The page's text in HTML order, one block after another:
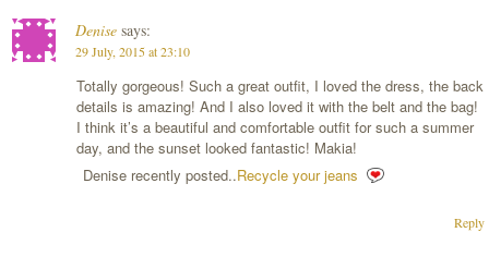
Denise says:
29 July, 2015 at 23:10
Totally gorgeous! Such a great outfit, I loved the dress, the back
details is amazing! And I also loved it with the belt and the bag!
I think it’s a beautiful and comfortable outfit for such a summer
day, and the sunset looked fantastic! Makia!
Denise recently posted..Recycle your jeans
Reply